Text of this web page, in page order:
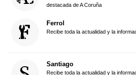
destacada de A Coruña
Ferrol
Recibe toda la actualidad y la
Santiago
Recibe toda la actualidad y la